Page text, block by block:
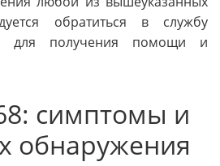
обратиться в службу
для получения помощи и
симптомы и
обнаружения